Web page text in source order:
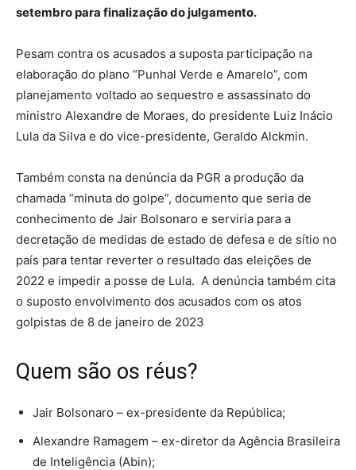
setembro para finalização do julgamento.
Pesam contra os acusados a suposta participação na
elaboração do plano “Punhal Verde e Amarelo”, com
planejamento voltado ao sequestro e assassinato do
ministro Alexandre de Moraes, do presidente Luiz Inácio
Lula da Silva e do vice-presidente, Geraldo Alckmin.
Também consta na denúncia da PGR a produção da
chamada “minuta do golpe”, documento que seria de
conhecimento de Jair Bolsonaro e serviria para a
decretação de medidas de estado de defesa e de sítio no
país para tentar reverter o resultado das eleições de
2022 e impedir a posse de Lula. A denúncia também cita
o suposto envolvimento dos acusados com os atos
golpistas de 8 de janeiro de 2023
Quem são os réus?
Jair Bolsonaro – ex-presidente da República;
Alexandre Ramagem – ex-diretor da Agência Brasileira
de Inteligência (Abin);